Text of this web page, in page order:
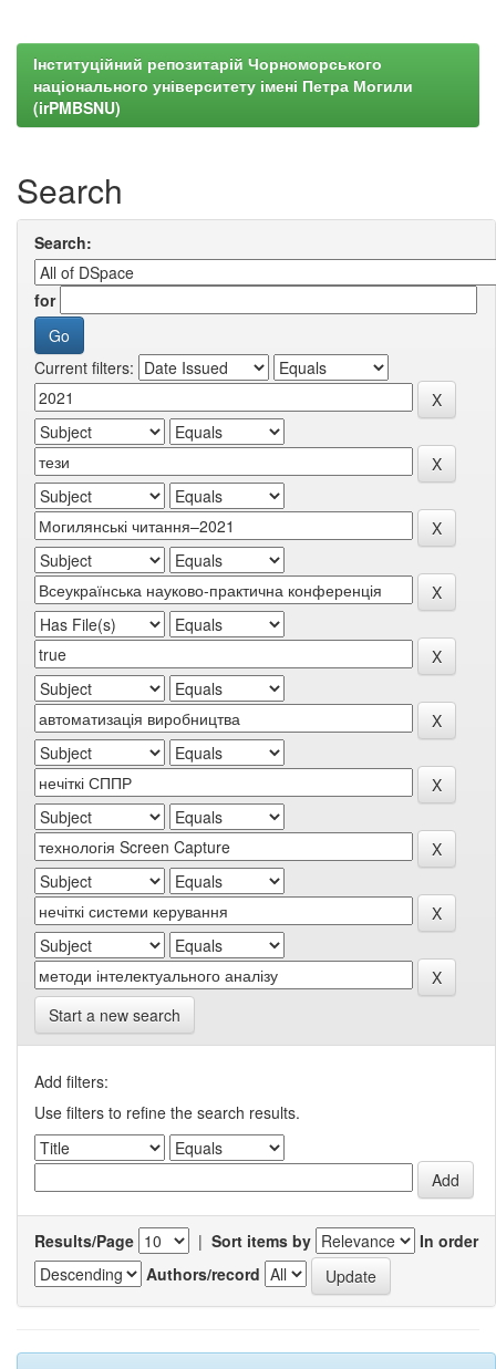
Інституційний репозитарій Чорноморського
національного університету імені Петра Могили
(irPMBSNU)
Search
Search:
for
Current filters:
Start a new search
Add filters:
Use filters to refine the search results.
Results/Page | Sort items by
In order
Authors/record